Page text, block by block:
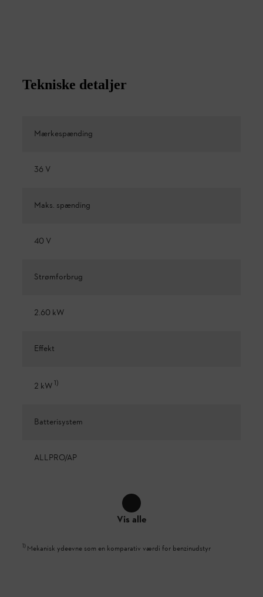
Tekniske detaljer
Mærkespænding
36 V
Maks. spænding
40 V
Strømforbrug
2.60 kW
Effekt
2 kW1)
Batterisystem
ALLPRO/AP
Vis alle
1) Mekanisk ydeevne som en komparativ værdi for benzinudstyr